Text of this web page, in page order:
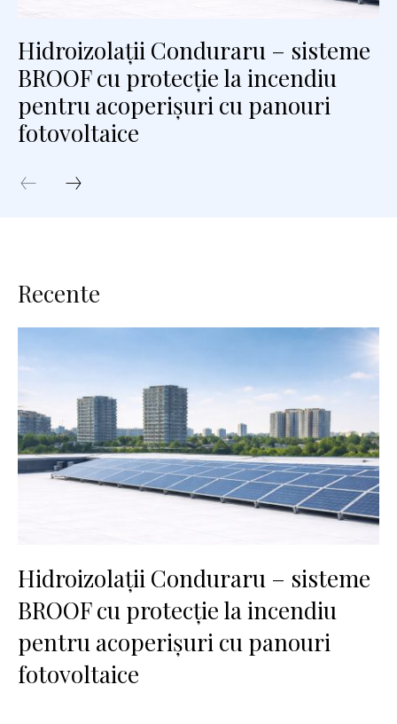
Hidroizolații Conduraru – sisteme
BROOF cu protecție la incendiu
pentru acoperișuri cu panouri
fotovoltaice
Recente
Hidroizolații Conduraru – sisteme
BROOF cu protecție la incendiu
pentru acoperișuri cu panouri
fotovoltaice